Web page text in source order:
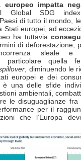
impatta
Global SDG
di tutto il mondo,
Stati europei, ad
ha tuttavia
di deforestazione,
sleale e
particolare quella
, diminuendo le
europei e dei
una delle sfide
ambientali,
le disuguaglianze
per il
che l’Europa